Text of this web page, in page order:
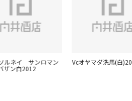
ルネイ サンロマン
ザン白2012
Vcオヤマダ洗馬(白)20